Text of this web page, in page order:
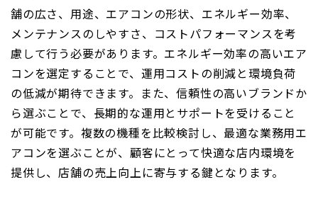
舗の広さ、用途、エアコンの形状、エネルギー効率、
メンテナンスのしやすさ、コストパフォーマンスを考
慮して行う必要があります。エネルギー効率の高いエア
コンを選定することで、運用コストの削減と環境負荷
の低減が期待できます。また、信頼性の高いブランドか
ら選ぶことで、長期的な運用とサポートを受けること
が可能です。複数の機種を比較検討し、最適な業務用エ
アコンを選ぶことが、顧客にとって快適な店内環境を
提供し、店舗の売上向上に寄与する鍵となります。